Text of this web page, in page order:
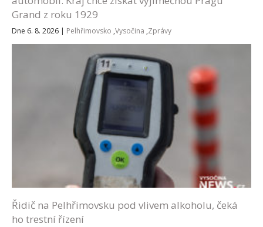
Grand z roku 1929
Dne 6. 8. 2026 | Pelhřimovsko ,Vysočina ,Zprávy
Řidič na Pelhřimovsku pod vlivem alkoholu, čeká
ho trestní řízení